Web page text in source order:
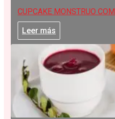
CUPCAKE MONSTRUO
Leer más